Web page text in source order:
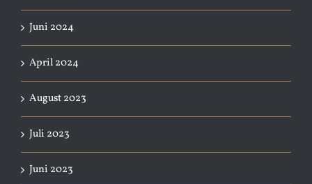
Juni 2024
April 2024
August 2023
Juli 2023
Juni 2023